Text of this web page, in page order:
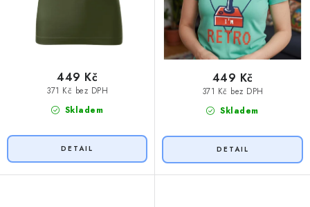
Skladem
371 Kč bez DPH
449 Kč
Skladem
371 Kč bez DPH
449 Kč